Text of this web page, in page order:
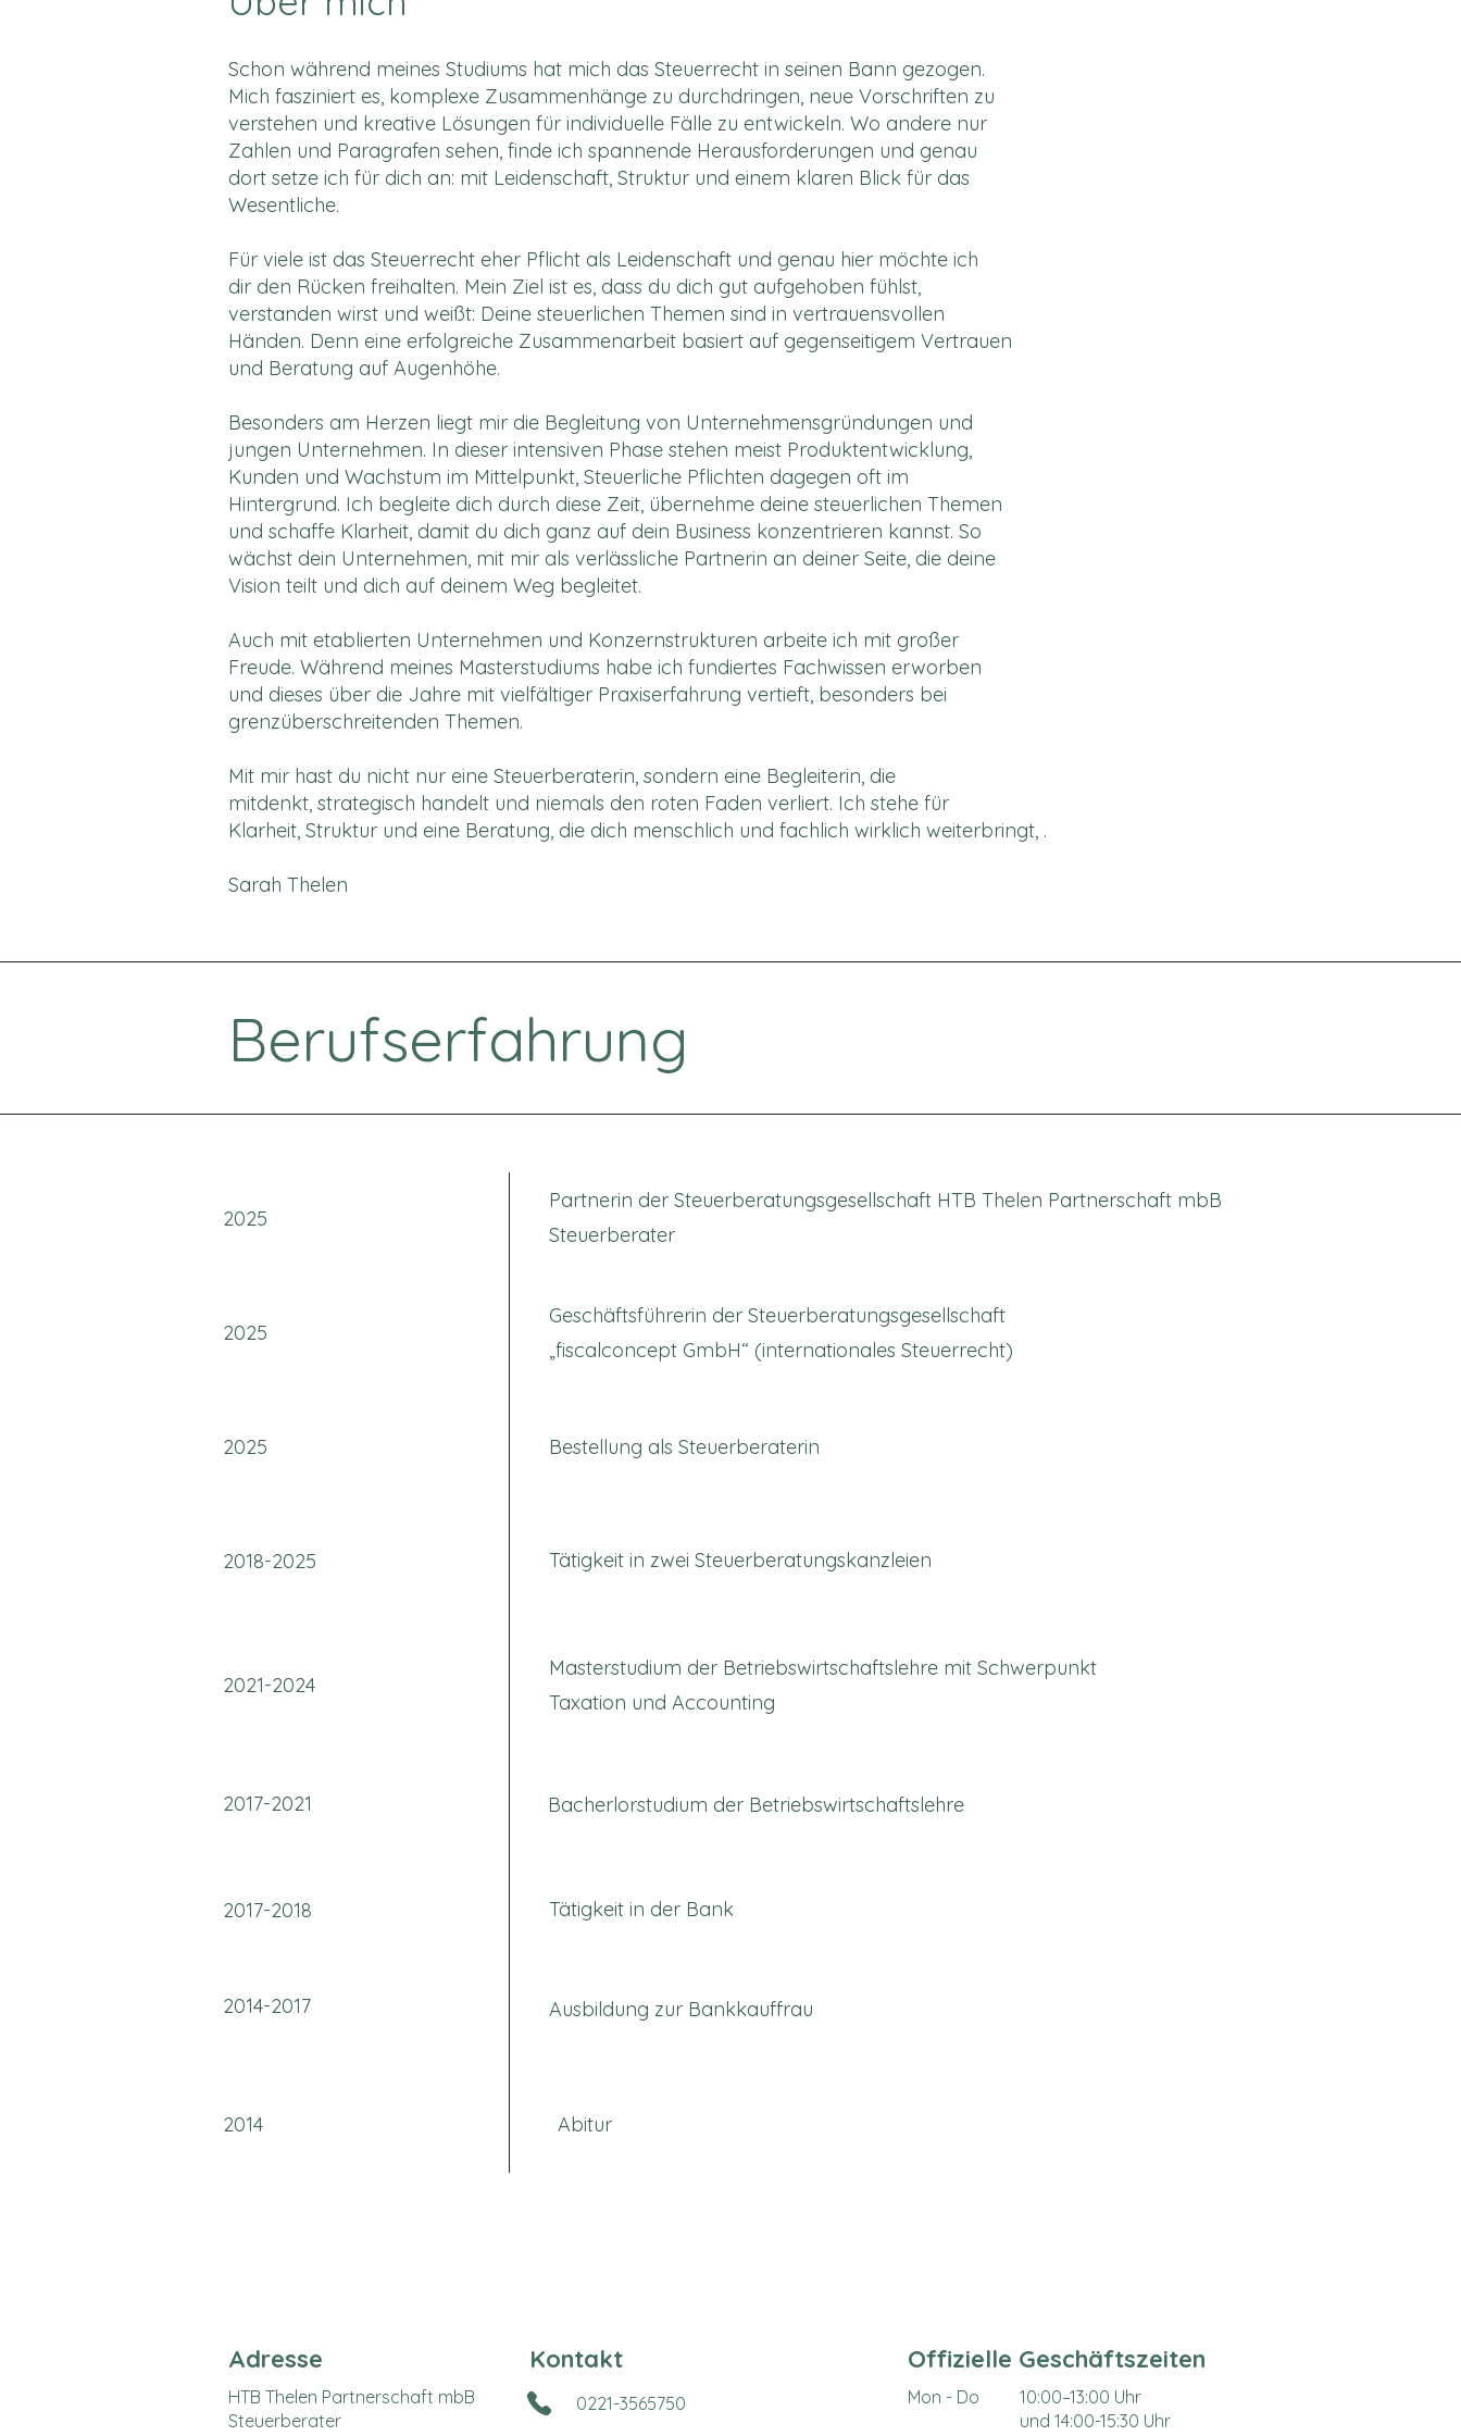
Schon während meines Studiums hat mich das Steuerrecht in seinen Bann gezogen.
Mich fasziniert es, komplexe Zusammenhänge zu durchdringen, neue Vorschriften zu
verstehen und kreative Lösungen für individuelle Fälle zu entwickeln. Wo andere nur
Zahlen und Paragrafen sehen, finde ich spannende Herausforderungen und genau
dort setze ich für dich an: mit Leidenschaft, Struktur und einem klaren Blick für das
Wesentliche.
Für viele ist das Steuerrecht eher Pflicht als Leidenschaft und genau hier möchte ich
dir den Rücken freihalten. Mein Ziel ist es, dass du dich gut aufgehoben fühlst,
verstanden wirst und weißt: Deine steuerlichen Themen sind in vertrauensvollen
Händen. Denn eine erfolgreiche Zusammenarbeit basiert auf gegenseitigem Vertrauen
und Beratung auf Augenhöhe.
Besonders am Herzen liegt mir die Begleitung von Unternehmensgründungen und
jungen Unternehmen. In dieser intensiven Phase stehen meist Produktentwicklung,
Kunden und Wachstum im Mittelpunkt, Steuerliche Pflichten dagegen oft im
Hintergrund. Ich begleite dich durch diese Zeit, übernehme deine steuerlichen Themen
und schaffe Klarheit, damit du dich ganz auf dein Business konzentrieren kannst. So
wächst dein Unternehmen, mit mir als verlässliche Partnerin an deiner Seite, die deine
Vision teilt und dich auf deinem Weg begleitet.
Auch mit etablierten Unternehmen und Konzernstrukturen arbeite ich mit großer
Freude. Während meines Masterstudiums habe ich fundiertes Fachwissen erworben
und dieses über die Jahre mit vielfältiger Praxiserfahrung vertieft, besonders bei
grenzüberschreitenden Themen.
Mit mir hast du nicht nur eine Steuerberaterin, sondern eine Begleiterin, die
mitdenkt, strategisch handelt und niemals den roten Faden verliert. Ich stehe für
Klarheit, Struktur und eine Beratung, die dich menschlich und fachlich wirklich weiterbringt, .
Sarah Thelen
Berufserfahrung
2025
2025
2025
2018-2025
2021-2024
2017-2021
2017-2018
2014-2017
2014
Partnerin der Steuerberatungsgesellschaft HTB Thelen Partnerschaft mbB
Steuerberater
Geschäftsführerin der Steuerberatungsgesellschaft
„fiscalconcept GmbH“ (internationales Steuerrecht)
Bestellung als Steuerberaterin
Tätigkeit in zwei Steuerberatungskanzleien
Masterstudium der Betriebswirtschaftslehre mit Schwerpunkt
Taxation und Accounting
Bacherlorstudium der Betriebswirtschaftslehre
Tätigkeit in der Bank
Ausbildung zur Bankkauffrau
Abitur
Adresse
HTB Thelen Partnerschaft mbB
Steuerberater
Kontakt
0221-3565750
Offizielle Geschäftszeiten
Mon - Do 10:00–13:00 Uhr
und 14:00-15:30 Uhr